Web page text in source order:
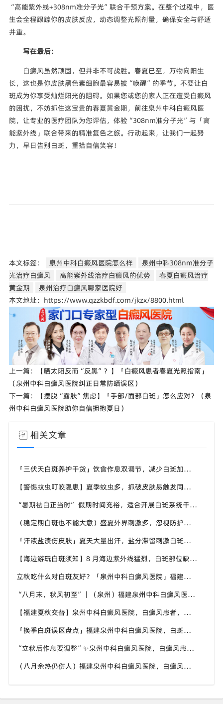
“高能紫外线+308nm准分子光”联合干预方案。在整个过程中，医
生会全程跟踪你的皮肤反应，动态调整光照剂量，确保安全与舒适
并重。
写在最后：
白癜风虽然顽固，但并非不可战胜。春夏已至，万物向阳生
长，这也是你皮肤黑色素细胞最容易被“唤醒”的季节。不要让白
斑成为你享受灿烂阳光的阻碍。如果您或您的家人正在遭受白癜风
的困扰，不妨抓住这宝贵的春夏黄金期，前往泉州中科白癜风医
院，让专业的医疗团队为您评估，体验“308nm准分子光”与「高
能紫外线」联合带来的精准复色之旅。行动起来，让我们一起努
力，早日告别白斑，重拾自信笑容！
本文标签： 泉州中科白癜风医院怎么样
泉州中科308nm准分子
光治疗白癜风
高能紫外线治疗白癜风的优势
春夏白癜风治疗
黄金期
泉州治疗白癜风哪家医院好
本文地址：https://www.qzzkbdf.com/jkzx/8800.html
上一篇：
【晒太阳反而“反黑”？】「白癜风患者春夏光照指南」
（泉州中科白癜风医院纠正日常防晒误区）
下一篇：
【摆脱“露肤”焦虑】「手部/面部白斑」怎么应对？（泉
州中科白癜风医院助你自信拥抱夏日）
相关文章
「三伏天白斑养护干货」饮食作息双调节，减少白斑加重诱因，福建泉州中科白癜风医院为福建白斑群体科普实用知识
【警惕蚊虫叮咬隐患】夏季蚊虫多，抓破皮肤易触发同形反应，福建泉州中科白癜风医院提醒白癜风患者做好防蚊护理
“暑期祛白正当时” 假期时间充裕，适合开展白斑系统干预，福建泉州中科白癜风医院分型分期定制白斑康复方案
（稳定期白斑也不能大意）盛夏外界刺激多，忽视防护也会复发，福建泉州中科白癜风医院分享白癜风夏季维持护理知识
「汗液盐渍伤皮肤」夏天大量出汗，盐分滞留刺激白斑患处，福建泉州中科白癜风医院讲解白癜风患者夏日皮肤清洁要点
【海边游玩白斑须知】8 月海边紫外线猛烈，白斑部位缺少黑色素保护，福建泉州中科白癜风医院科普出游白斑防护方案
立秋吃什么对白斑友好？「泉州中科白癜风医院」福建白癜风患者饮食不要盲目忌口
“八月末，秋风初至”｜（泉州）福建泉州中科白癜风医院，聊聊白癜风换季防护关键点
【福建夏秋交替】泉州中科白癜风医院，白癜风患者，入秋之后洗澡习惯也要多注意
「换季白斑误区盘点」福建泉州中科白癜风医院，白斑消长多变，科学对待才是正道
“立秋后作息要调整”✨泉州中科白癜风医院，白癜风患者，不良作息会影响皮肤状态
（八月余热仍伤人）福建泉州中科白癜风医院，白癜风外出，依旧要做好硬防晒措施